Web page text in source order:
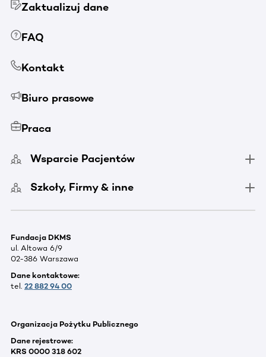
Zaktualizuj dane
FAQ
Kontakt
Biuro prasowe
Praca
Wsparcie Pacjentów
Szkoły, Firmy & inne
Fundacja DKMS
ul. Altowa 6/9
02-386 Warszawa
Dane kontaktowe:
tel. 22 882 94 00
Organizacja Pożytku Publicznego
Dane rejestrowe:
KRS 0000 318 602